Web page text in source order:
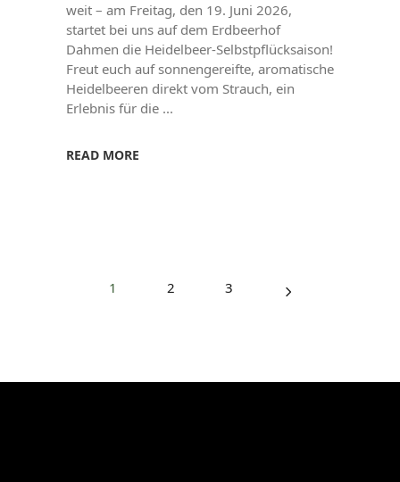
weit – am Freitag, den 19. Juni 2026,
startet bei uns auf dem Erdbeerhof
Dahmen die Heidelbeer-Selbstpflücksaison!
Freut euch auf sonnengereifte, aromatische
Heidelbeeren direkt vom Strauch, ein
Erlebnis für die
READ MORE
1 2 3